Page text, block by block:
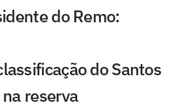
do Remo:
do Santos
reserva